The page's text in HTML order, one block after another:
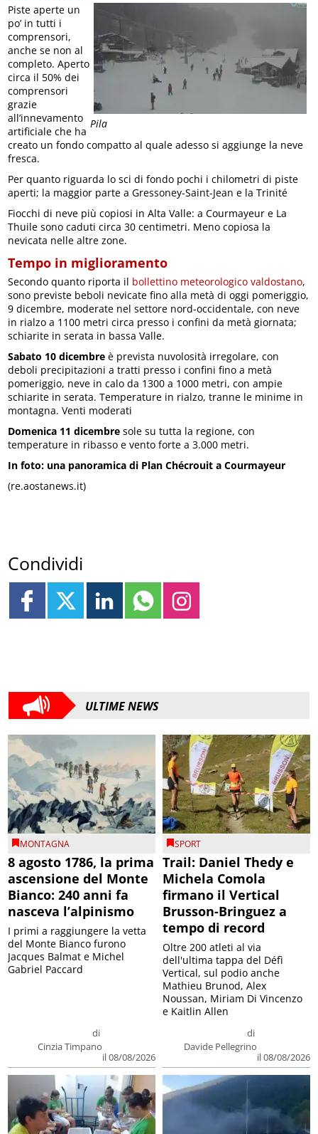
Pila
Piste aperte un
po’ in tutti i
comprensori,
anche se non al
completo. Aperto
circa il 50% dei
comprensori
grazie
all’innevamento
artificiale che ha
creato un fondo compatto al quale adesso si aggiunge la neve
fresca.
Per quanto riguarda lo sci di fondo pochi i chilometri di piste
aperti; la maggior parte a Gressoney-Saint-Jean e la Trinité
Fiocchi di neve più copiosi in Alta Valle: a Courmayeur e La
Thuile sono caduti circa 30 centimetri. Meno copiosa la
nevicata nelle altre zone.
Tempo in miglioramento
Secondo quanto riporta il bollettino meteorologico valdostano,
sono previste beboli nevicate fino alla metà di oggi pomeriggio,
9 dicembre, moderate nel settore nord-occidentale, con neve
in rialzo a 1100 metri circa presso i confini da metà giornata;
schiarite in serata in bassa Valle.
Sabato 10 dicembre è prevista nuvolosità irregolare, con
deboli precipitazioni a tratti presso i confini fino a metà
pomeriggio, neve in calo da 1300 a 1000 metri, con ampie
schiarite in serata. Temperature in rialzo, tranne le minime in
montagna. Venti moderati
Domenica 11 dicembre sole su tutta la regione, con
temperature in ribasso e vento forte a 3.000 metri.
In foto: una panoramica di Plan Chécrouit a Courmayeur
(re.aostanews.it)
Condividi
ULTIME NEWS
MONTAGNA
8 agosto 1786, la prima
ascensione del Monte
Bianco: 240 anni fa
nasceva l’alpinismo
di
Cinzia Timpano
il 08/08/2026
I primi a raggiungere la vetta
del Monte Bianco furono
Jacques Balmat e Michel
Gabriel Paccard
SPORT
Trail: Daniel Thedy e
Michela Comola
firmano il Vertical
Brusson-Bringuez a
tempo di record
di
Davide Pellegrino
il 08/08/2026
Oltre 200 atleti al via
dell'ultima tappa del Défì
Vertical, sul podio anche
Mathieu Brunod, Alex
Noussan, Miriam Di Vincenzo
e Kaitlin Allen